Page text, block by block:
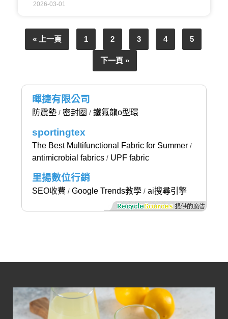
2026-03-01
« 上一頁 1 2 3 4 5
下一頁 »
暉捷有限公司
防震墊/ 密封圈 / 鐵氟龍o型環
sportingtex
The Best Multifunctional Fabric for Summer/
antimicrobial fabrics/ UPF fabric
里揚數位行銷
SEO收費 / Google Trends教學/ ai搜尋引擎